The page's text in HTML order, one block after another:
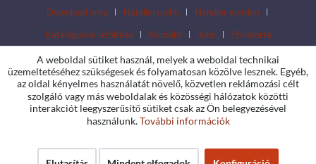
Download area Händlersuche
Händler werden
Katalógusok letöltése
Kontakt Jobs Standorte
A weboldal sütiket használ, melyek a weboldal technikai
üzemeltetéséhez szükségesek és folyamatosan közölve lesznek. Egyéb,
az oldal kényelmes használatát növelő, közvetlen reklámozási célt
szolgáló vagy más weboldalak és közösségi hálózatok közötti
interakciót leegyszerűsítő sütiket csak az Ön belegyezésével
használunk.További információk